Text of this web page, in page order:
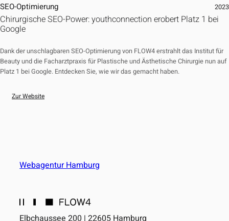
SEO-Optimierung 2023
Chirurgische SEO-Power: youthconnection erobert Platz 1 bei
Google
Dank der unschlagbaren SEO-Optimierung von FLOW4 erstrahlt das Institut für
Beauty und die Facharztpraxis für Plastische und Ästhetische Chirurgie nun auf
Platz 1 bei Google. Entdecken Sie, wie wir das gemacht haben.
Zur Website
Webagentur Hamburg
Elbchaussee 200 | 22605 Hamburg